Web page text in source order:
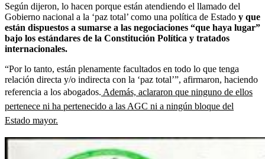
Según dijeron, lo hacen porque están atendiendo el llamado del
Gobierno nacional a la ‘paz total’ como una política de Estado y que
están dispuestos a sumarse a las negociaciones “que haya lugar”
bajo los estándares de la Constitución Política y tratados
internacionales.
“Por lo tanto, están plenamente facultados en todo lo que tenga
relación directa y/o indirecta con la ‘paz total’”, afirmaron, haciendo
referencia a los abogados. Además, aclararon que ninguno de ellos
pertenece ni ha pertenecido a las AGC ni a ningún bloque del
Estado mayor.